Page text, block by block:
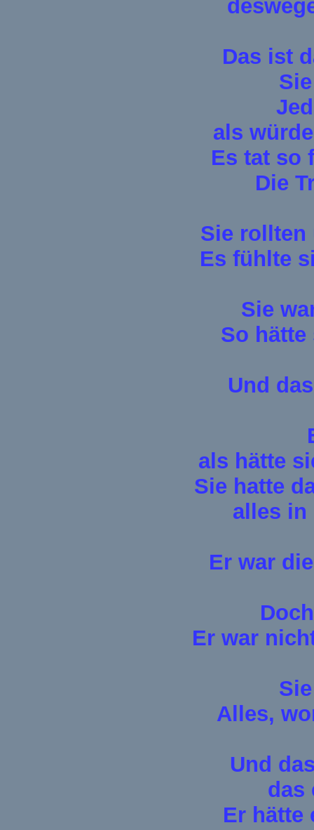
Das ist
als
Es tat so
Die
Sie rollten
Es fühlte
Sie
So
Und
als hätte
Sie hatte
alles in
Er war
Er war
Alles,
Und
das
Er hätte